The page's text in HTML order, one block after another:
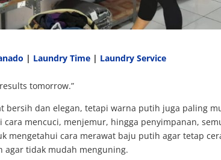
| Laundry Time | Laundry Service
tomorrow.”
bersih dan elegan, tetapi warna putih juga paling
mencuci, menjemur, hingga penyimpanan,
mengetahui cara merawat baju putih agar tetap
agar tidak mudah menguning.